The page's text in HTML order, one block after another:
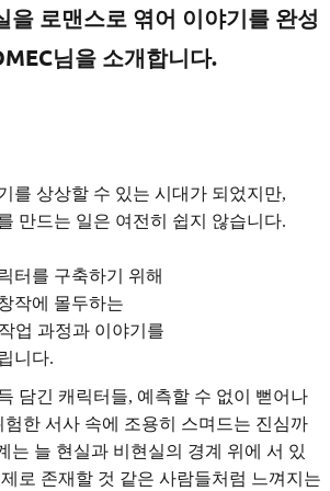
을 로맨스로 엮어 이야기를 완성
님을 소개합니다.
를 상상할 수 있는 시대가 되었지만,
만드는 일은 여전히 쉽지 않습니다.
터를 구축하기 위해
작에 몰두하는
업 과정과 이야기를
니다.
담긴 캐릭터들, 예측할 수 없이 뻗어나
험한 서사 속에 조용히 스며드는 진심까
는 늘 현실과 비현실의 경계 위에 서 있
로 존재할 것 같은 사람들처럼 느껴지는